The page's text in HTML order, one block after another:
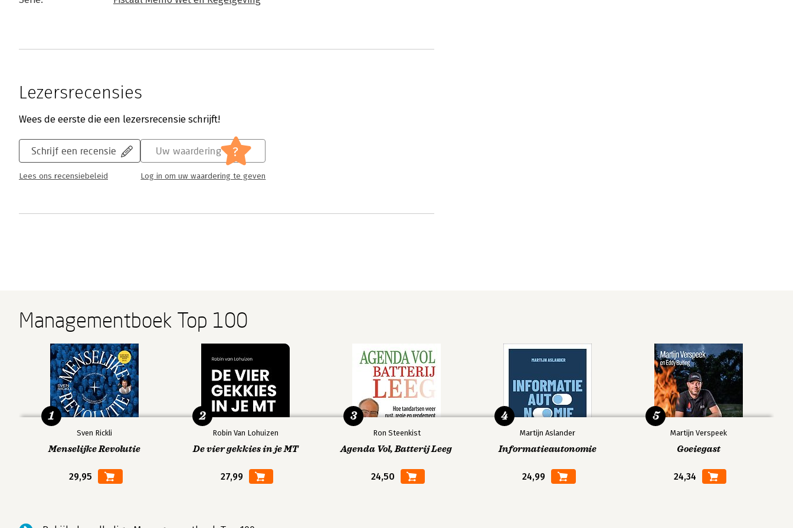
Lezersrecensies
Wees de eerste die een lezersrecensie schrijft!
Schrijf een recensie
Lees ons recensiebeleid
Uw waardering ?
Log in om uw waardering te geven
Managementboek Top 100
Sven Rickli
Menselijke Revolutie
29,95
1
Robin Van Lohuizen
De vier gekkies in je MT
27,99
2
Ron Steenkist
Agenda Vol, Batterij Leeg
24,50
3
Martijn Aslander
Informatieautonomie
24,99
4
Martijn Verspeek
Goeiegast
24,34
5